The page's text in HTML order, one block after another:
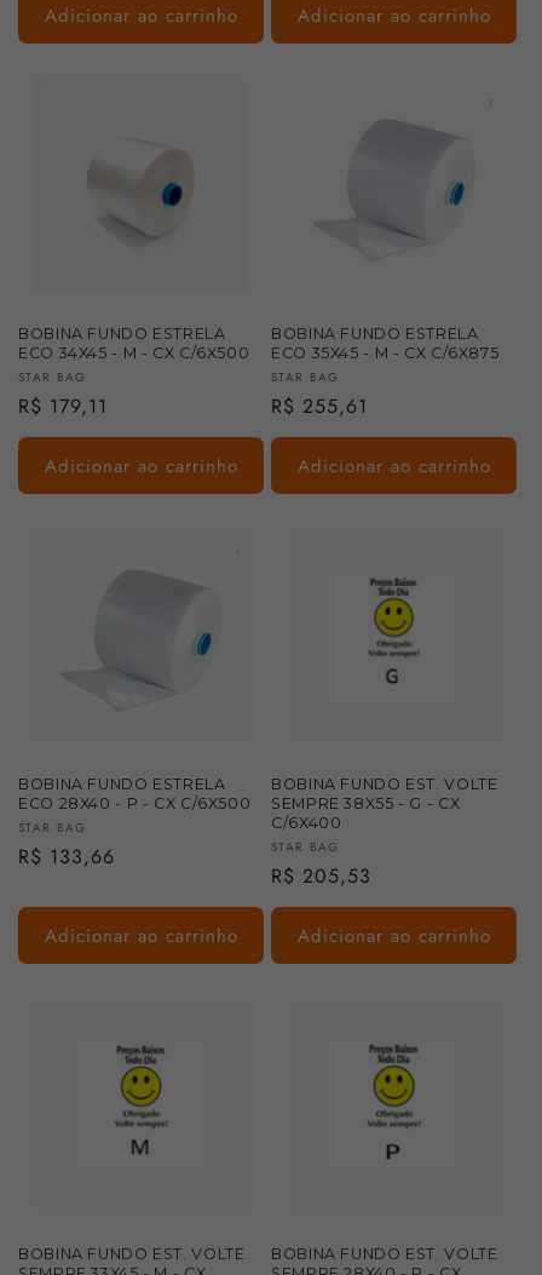
Adicionar ao carrinho Adicionar ao carrinho
BOBINA FUNDO ESTRELA
ECO 34X45 - M - CX C/6X500
Fornecedor:
STAR BAG
Preço
normal
R$ 179,11
Adicionar ao carrinho
BOBINA FUNDO ESTRELA
ECO 35X45 - M - CX C/6X875
Fornecedor:
STAR BAG
Preço
normal
R$ 255,61
Adicionar ao carrinho
BOBINA FUNDO ESTRELA
ECO 28X40 - P - CX C/6X500
Fornecedor:
STAR BAG
Preço
R$ 133,66
Adicionar ao carrinho
BOBINA FUNDO EST. VOLTE
SEMPRE 38X55 - G - CX
C/6X400
Fornecedor:
STAR BAG
Preço
normal
R$ 205,53
Adicionar ao carrinho
BOBINA FUNDO EST. VOLTE
BOBINA FUNDO EST. VOLTE